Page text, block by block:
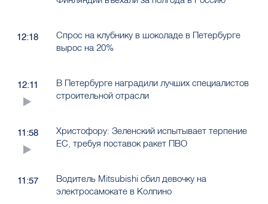
12:18
Спрос на клубнику в шоколаде в Петербурге
вырос на 20%
12:11
В Петербурге наградили лучших специалистов
строительной отрасли
11:58
Христофору: Зеленский испытывает терпение
ЕС, требуя поставок ракет ПВО
11:57
Водитель Mitsubishi сбил девочку на
электросамокате в Колпино